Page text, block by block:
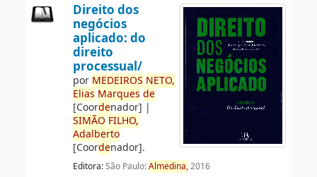
Direito dos
negócios
aplicado: do
direito
processual/
por MEDEIROS NETO,
Elias Marques de
[Coordenador] |
SIMÃO FILHO,
Adalberto
[Coordenador].
Editora:São Paulo:Almedina,2016